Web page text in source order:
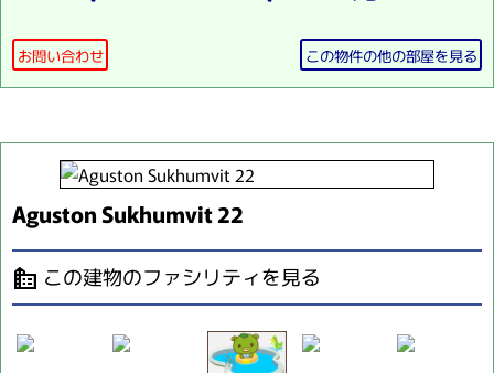
お問い合わせ この物件の他の部屋を見る
Aguston Sukhumvit 22
source_environment この建物のファシリティを見る